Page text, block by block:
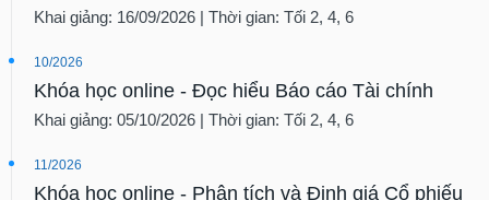
Khai giảng: 16/09/2026 | Thời gian: Tối 2, 4, 6
10/2026
Khóa học online - Đọc hiểu Báo cáo Tài chính
Khai giảng: 05/10/2026 | Thời gian: Tối 2, 4, 6
11/2026
Khóa học online - Phân tích và Định giá Cổ phiếu